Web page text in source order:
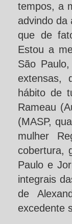
tempos, a
advindo da
que de
Estou a
São
extensas,
hábito de
Rameau
(MASP,
mulher
cobertura,
Paulo e
integrais
de
excedente